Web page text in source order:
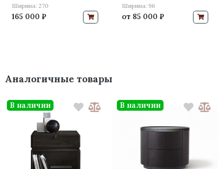
Ширина: 270
165 000 ₽
Ширина: 96
от 85 000 ₽
Аналогичные товары
В наличии В наличии